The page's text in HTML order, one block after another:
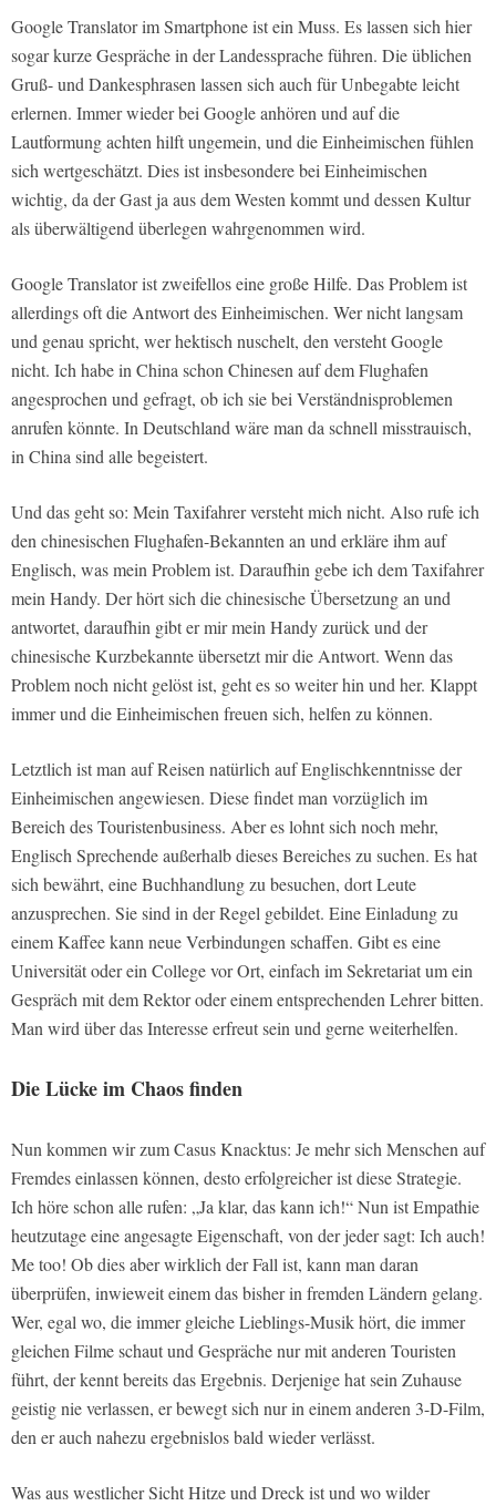
Google Translator im Smartphone ist ein Muss. Es lassen sich hier
sogar kurze Gespräche in der Landessprache führen. Die üblichen
Gruß- und Dankesphrasen lassen sich auch für Unbegabte leicht
erlernen. Immer wieder bei Google anhören und auf die
Lautformung achten hilft ungemein, und die Einheimischen fühlen
sich wertgeschätzt. Dies ist insbesondere bei Einheimischen
wichtig, da der Gast ja aus dem Westen kommt und dessen Kultur
als überwältigend überlegen wahrgenommen wird.
Google Translator ist zweifellos eine große Hilfe. Das Problem ist
allerdings oft die Antwort des Einheimischen. Wer nicht langsam
und genau spricht, wer hektisch nuschelt, den versteht Google
nicht. Ich habe in China schon Chinesen auf dem Flughafen
angesprochen und gefragt, ob ich sie bei Verständnisproblemen
anrufen könnte. In Deutschland wäre man da schnell misstrauisch,
in China sind alle begeistert.
Und das geht so: Mein Taxifahrer versteht mich nicht. Also rufe ich
den chinesischen Flughafen-Bekannten an und erkläre ihm auf
Englisch, was mein Problem ist. Daraufhin gebe ich dem Taxifahrer
mein Handy. Der hört sich die chinesische Übersetzung an und
antwortet, daraufhin gibt er mir mein Handy zurück und der
chinesische Kurzbekannte übersetzt mir die Antwort. Wenn das
Problem noch nicht gelöst ist, geht es so weiter hin und her. Klappt
immer und die Einheimischen freuen sich, helfen zu können.
Letztlich ist man auf Reisen natürlich auf Englischkenntnisse der
Einheimischen angewiesen. Diese findet man vorzüglich im
Bereich des Touristenbusiness. Aber es lohnt sich noch mehr,
Englisch Sprechende außerhalb dieses Bereiches zu suchen. Es hat
sich bewährt, eine Buchhandlung zu besuchen, dort Leute
anzusprechen. Sie sind in der Regel gebildet. Eine Einladung zu
einem Kaffee kann neue Verbindungen schaffen. Gibt es eine
Universität oder ein College vor Ort, einfach im Sekretariat um ein
Gespräch mit dem Rektor oder einem entsprechenden Lehrer bitten.
Man wird über das Interesse erfreut sein und gerne weiterhelfen.
Die Lücke im Chaos finden
Nun kommen wir zum Casus Knacktus: Je mehr sich Menschen auf
Fremdes einlassen können, desto erfolgreicher ist diese Strategie.
Ich höre schon alle rufen: „Ja klar, das kann ich!“ Nun ist Empathie
heutzutage eine angesagte Eigenschaft, von der jeder sagt: Ich auch!
Me too! Ob dies aber wirklich der Fall ist, kann man daran
überprüfen, inwieweit einem das bisher in fremden Ländern gelang.
Wer, egal wo, die immer gleiche Lieblings-Musik hört, die immer
gleichen Filme schaut und Gespräche nur mit anderen Touristen
führt, der kennt bereits das Ergebnis. Derjenige hat sein Zuhause
geistig nie verlassen, er bewegt sich nur in einem anderen 3-D-Film,
den er auch nahezu ergebnislos bald wieder verlässt.
Was aus westlicher Sicht Hitze und Dreck ist und wo wilder